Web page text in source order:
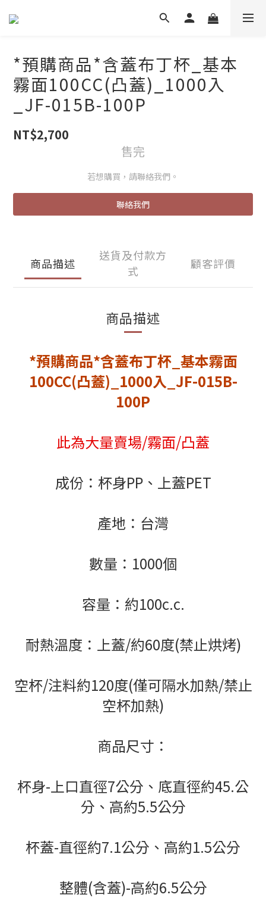
*預購商品*含蓋布丁杯_基本
霧面100CC(凸蓋)_1000入
_JF-015B-100P
NT$2,700
售完
若想購買，請聯絡我們。
聯絡我們
商品描述
送貨及付款方
式
顧客評價
商品描述
*預購商品*含蓋布丁杯_基本霧面
100CC(凸蓋)_1000入_JF-015B-
100P
此為大量賣場/霧面/凸蓋
成份：杯身PP、上蓋PET
產地：台灣
數量：1000個
容量：約100c.c.
耐熱溫度：上蓋/約60度(禁止烘烤)
空杯/注料約120度(僅可隔水加熱/禁止
空杯加熱)
商品尺寸：
杯身-上口直徑7公分、底直徑約45.公
分、高約5.5公分
杯蓋-直徑約7.1公分、高約1.5公分
整體(含蓋)-高約6.5公分